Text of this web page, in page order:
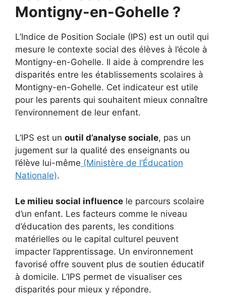
Montigny-en-Gohelle ?
L’Indice de Position Sociale (IPS) est un outil qui
mesure le contexte social des élèves à l’école à
Montigny-en-Gohelle. Il aide à comprendre les
disparités entre les établissements scolaires à
Montigny-en-Gohelle. Cet indicateur est utile
pour les parents qui souhaitent mieux connaître
l’environnement de leur enfant.
L’IPS est un outil d’analyse sociale, pas un
jugement sur la qualité des enseignants ou
l’élève lui-même (Ministère de l’Éducation
Nationale).
Le milieu social influence le parcours scolaire
d’un enfant. Les facteurs comme le niveau
d’éducation des parents, les conditions
matérielles ou le capital culturel peuvent
impacter l’apprentissage. Un environnement
favorisé offre souvent plus de soutien éducatif
à domicile. L’IPS permet de visualiser ces
disparités pour mieux y répondre.